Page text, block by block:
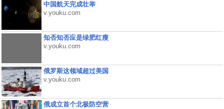
中国航天完成壮举
v.youku.com
知否知否应是绿肥红瘦
v.youku.com
俄罗斯这领域超过美国
v.youku.com
俄成立首个北极防空营